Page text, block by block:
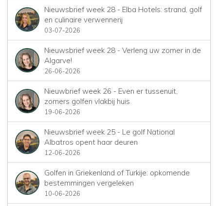
Nieuwsbrief week 28 - Elba Hotels: strand, golf
en culinaire verwennerij
03-07-2026
Nieuwsbrief week 28 - Verleng uw zomer in de
Algarve!
26-06-2026
Nieuwbrief week 26 - Even er tussenuit,
zomers golfen vlakbij huis
19-06-2026
Nieuwsbrief week 25 - Le golf National
Albatros opent haar deuren
12-06-2026
Golfen in Griekenland of Turkije: opkomende
bestemmingen vergeleken
10-06-2026